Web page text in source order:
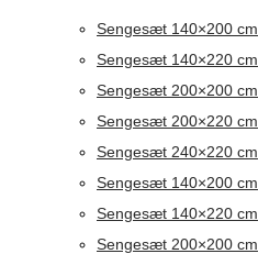
Sengesæt 140×200 cm
Sengesæt 140×220 cm
Sengesæt 200×200 cm
Sengesæt 200×220 cm
Sengesæt 240×220 cm
Sengesæt 140×200 cm
Sengesæt 140×220 cm
Sengesæt 200×200 cm